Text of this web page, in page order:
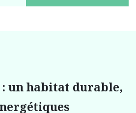
un habitat durable,